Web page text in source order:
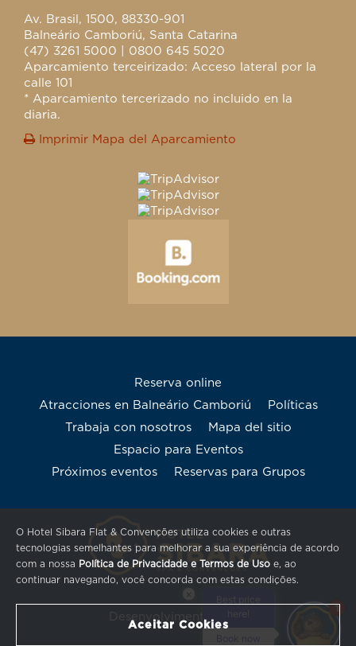
Av. Brasil, 1500, 88330-901
Balneário Camboriú, Santa Catarina
(47) 3261 5000 | 0800 645 5020
Aparcamiento terceirizado: Acceso lateral por la
calle 101
* Aparcamiento tercerizado no incluido en la
diaria.
Imprimir Mapa del Aparcamiento
Reserva online
Atracciones en Balneário Camboriú
Políticas
Trabaja con nosotros
Mapa del sitio
Espacio para Eventos
Próximos eventos
Reservas para Grupos
Desenvolvimento Quax
O Hotel Sibara Flat & Convenções utiliza cookies e outras
tecnologias semelhantes para melhorar a sua experiência de acordo
com a nossa Política de Privacidade e Termos de Uso e, ao
continuar navegando, você concorda com estas condições.
Aceitar Cookies
1